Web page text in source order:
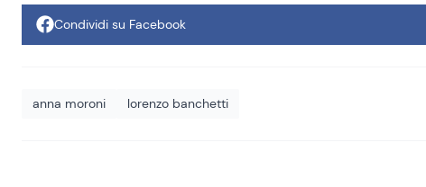
Condividi su Facebook
anna moroni lorenzo banchetti